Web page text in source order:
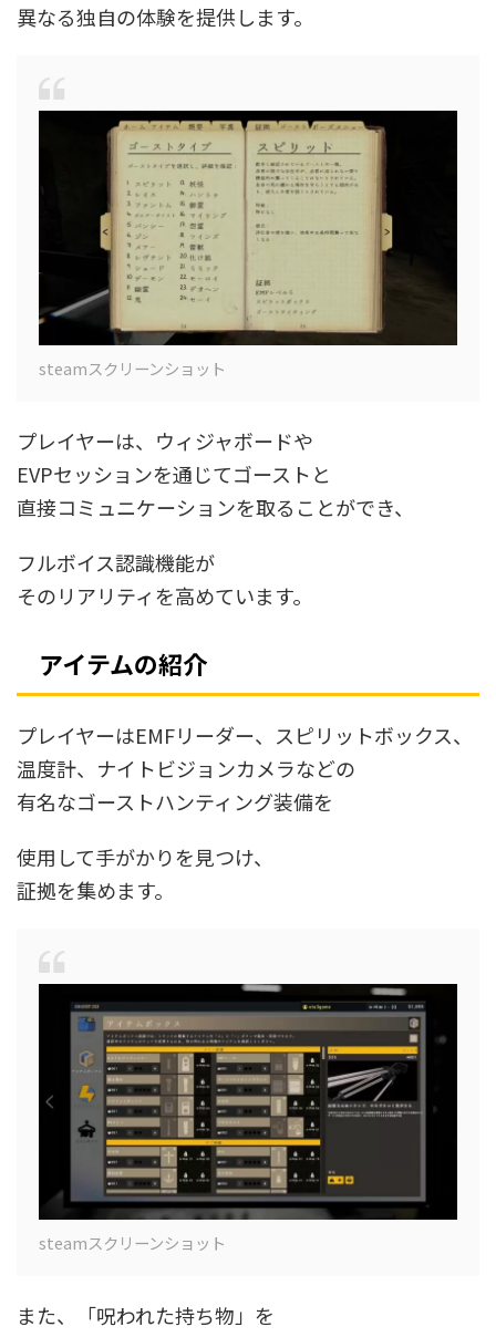
異なる独自の体験を提供します。
steamスクリーンショット
プレイヤーは、ウィジャボードや
EVPセッションを通じてゴーストと
直接コミュニケーションを取ることができ、
フルボイス認識機能が
そのリアリティを高めています。
アイテムの紹介
プレイヤーはEMFリーダー、スピリットボックス、
温度計、ナイトビジョンカメラなどの
有名なゴーストハンティング装備を
使用して手がかりを見つけ、
証拠を集めます。
steamスクリーンショット
また、「呪われた持ち物」を